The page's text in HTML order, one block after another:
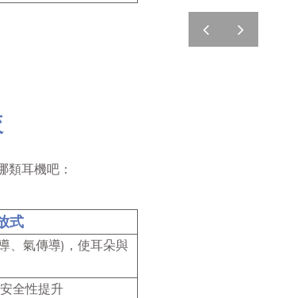
prev next
耳機吧：
式
、氣傳導)，使耳朵與
全性提升